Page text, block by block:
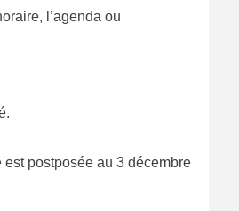
l’agenda ou
est postposée au 3 décembre